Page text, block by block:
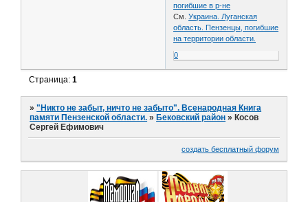
погибшие в р-не
См.Украина. Луганская
область. Пензенцы, погибшие
на территории области.
0
Страница:1
»"Никто не забыт, ничто не забыто". Всенародная Книга
памяти Пензенской области. » Бековский район » Косов
Сергей Ефимович
создать бесплатный форум